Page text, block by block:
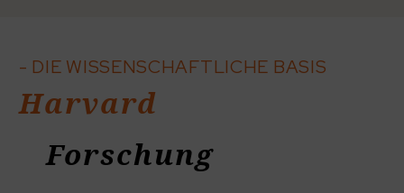
- DIE WISSENSCHAFTLICHE BASIS
Harvard
Forschung